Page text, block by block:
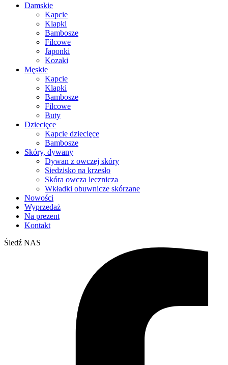
Damskie
Kapcie
Klapki
Bambosze
Filcowe
Japonki
Kozaki
Męskie
Kapcie
Klapki
Bambosze
Filcowe
Buty
Dziecięce
Kapcie dziecięce
Bambosze
Skóry, dywany
Dywan z owczej skóry
Siedzisko na krzesło
Skóra owcza lecznicza
Wkładki obuwnicze skórzane
Nowości
Wyprzedaż
Na prezent
Kontakt
Śledź NAS